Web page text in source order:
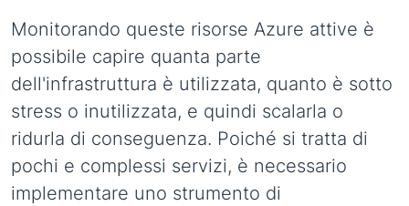
Monitorando queste risorse Azure attive è
possibile capire quanta parte
dell'infrastruttura è utilizzata, quanto è sotto
stress o inutilizzata, e quindi scalarla o
ridurla di conseguenza. Poiché si tratta di
pochi e complessi servizi, è necessario
implementare uno strumento di